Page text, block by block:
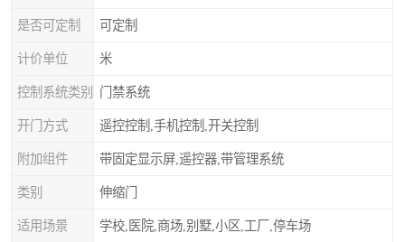
是否可定制 可定制
计价单位 米
控制系统类别 门禁系统
开门方式 遥控控制,手机控制,开关控制
附加组件 带固定显示屏,遥控器,带管理系统
类别 伸缩门
适用场景 学校,医院,商场,别墅,小区,工厂,停车场